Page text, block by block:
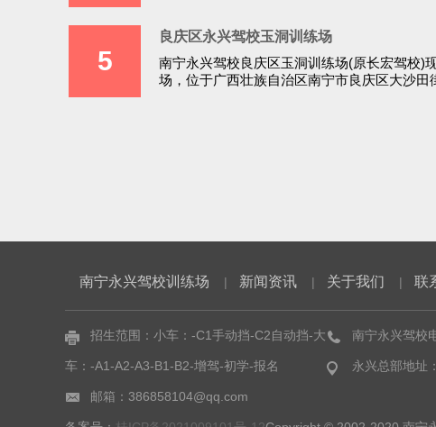
5
良庆区永兴驾校玉洞训练场
南宁永兴驾校良庆区玉洞训练场(原长宏驾校)
场，位于广西壮族自治区南宁市良庆区大沙田
南宁永兴驾校训练场 | 新闻资讯 | 关于我们 | 联
招生范围：小车：-C1手动挡-C2自动挡-大
车：-A1-A2-A3-B1-B2-增驾-初学-报名
邮箱：386858104@qq.com
南宁永兴驾校
永兴总部地址